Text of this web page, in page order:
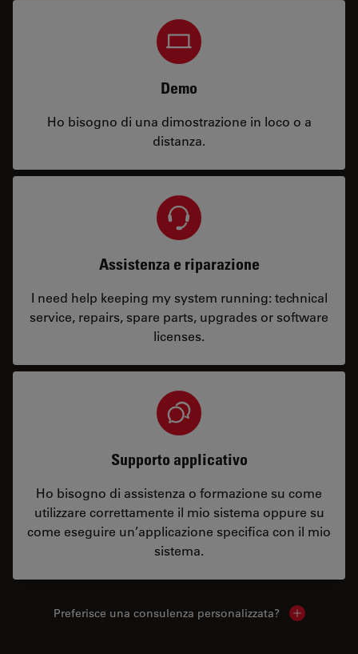
Demo
Ho bisogno di una dimostrazione in loco o a
distanza.
Assistenza e riparazione
I need help keeping my system running: technical
service, repairs, spare parts, upgrades or software
licenses.
Supporto applicativo
Ho bisogno di assistenza o formazione su come
utilizzare correttamente il mio sistema oppure su
come eseguire un’applicazione specifica con il mio
sistema.
Preferisce una consulenza personalizzata? Show local